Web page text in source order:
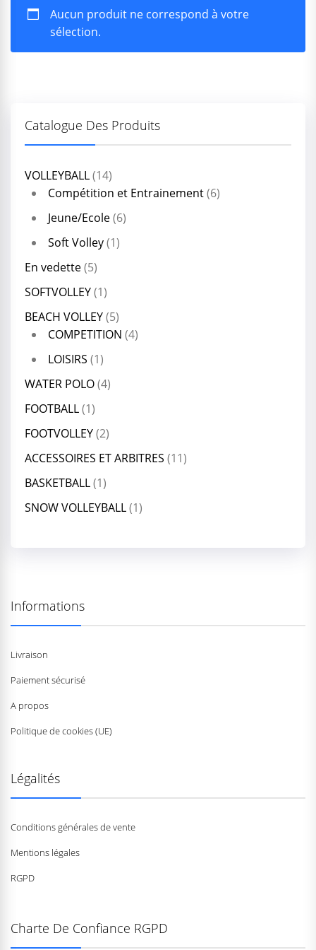
Aucun produit ne correspond à votre
sélection.
Catalogue Des Produits
VOLLEYBALL(14)
Compétition et Entrainement(6)
Jeune/Ecole(6)
Soft Volley(1)
En vedette(5)
SOFTVOLLEY(1)
BEACH VOLLEY(5)
COMPETITION (4)
LOISIRS (1)
WATER POLO(4)
FOOTBALL(1)
FOOTVOLLEY(2)
ACCESSOIRES ET ARBITRES (11)
BASKETBALL(1)
SNOW VOLLEYBALL(1)
Informations
Livraison
Paiement sécurisé
A propos
Politique de cookies (UE)
Légalités
Conditions générales de vente
Mentions légales
RGPD
Charte De Confiance RGPD